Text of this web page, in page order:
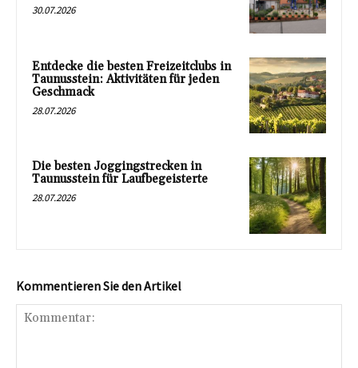
30.07.2026
Entdecke die besten Freizeitclubs in
Taunusstein: Aktivitäten für jeden
Geschmack
28.07.2026
Die besten Joggingstrecken in
Taunusstein für Laufbegeisterte
28.07.2026
Kommentieren Sie den Artikel